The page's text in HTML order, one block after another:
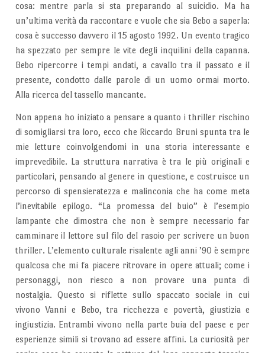
cosa: mentre parla si sta preparando al suicidio. Ma ha
un’ultima verità da raccontare e vuole che sia Bebo a saperla:
cosa è successo davvero il 15 agosto 1992. Un evento tragico
ha spezzato per sempre le vite degli inquilini della capanna.
Bebo ripercorre i tempi andati, a cavallo tra il passato e il
presente, condotto dalle parole di un uomo ormai morto.
Alla ricerca del tassello mancante.
Non appena ho iniziato a pensare a quanto i thriller rischino
di somigliarsi tra loro, ecco che Riccardo Bruni spunta tra le
mie letture coinvolgendomi in una storia interessante e
imprevedibile. La struttura narrativa è tra le più originali e
particolari, pensando al genere in questione, e costruisce un
percorso di spensieratezza e malinconia che ha come meta
l’inevitabile epilogo. “La promessa del buio” è l’esempio
lampante che dimostra che non è sempre necessario far
camminare il lettore sul filo del rasoio per scrivere un buon
thriller. L’elemento culturale risalente agli anni ’90 è sempre
qualcosa che mi fa piacere ritrovare in opere attuali; come i
personaggi, non riesco a non provare una punta di
nostalgia. Questo si riflette sullo spaccato sociale in cui
vivono Vanni e Bebo, tra ricchezza e povertà, giustizia e
ingiustizia. Entrambi vivono nella parte buia del paese e per
esperienze simili si trovano ad essere affini. La curiosità per